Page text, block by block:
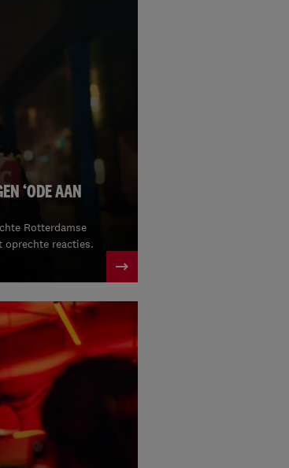
‘ODE AAN
Rotterdamse
oprechte reacties.